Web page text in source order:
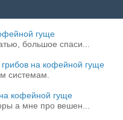
гуще
большое спаси...
на кофейной гуще
системам.
кофейной гуще
а мне про вешен...